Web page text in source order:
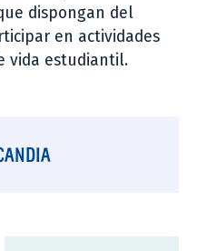
dispongan del
en actividades
vida estudiantil.